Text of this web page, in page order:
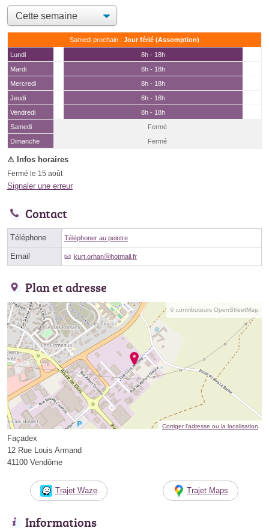
Samedi prochain : Jour férié (Assomption)
Lundi
8h - 18h
Mardi
8h - 18h
Mercredi
8h - 18h
Jeudi
8h - 18h
Vendredi
8h - 18h
Samedi
(15 août)
Fermé
Dimanche
Fermé
Fermé le 15 août
Signaler une erreur
Contact
Téléphone Téléphoner au peintre
Email kurt.orhanⓐhotmail.fr
Plan et adresse
© contributeurs OpenStreetMap
Corriger l’adresse ou la localisation
Façadex
12 Rue Louis Armand
41100 Vendôme
Trajet Waze Trajet Maps
Informations